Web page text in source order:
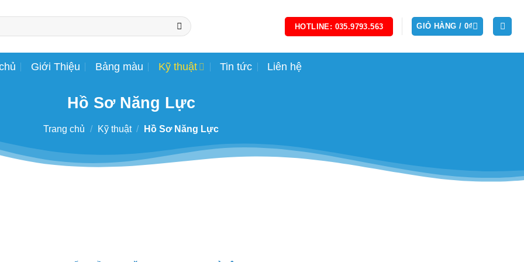
HOTLINE: 035.9793.563 GIỎ HÀNG / 0₫
Giới Thiệu Bảng màu Kỹ thuật Tin tức Liên hệ
Hồ Sơ Năng Lực
Trang chủ / Kỹ thuật / Hồ Sơ Năng Lực